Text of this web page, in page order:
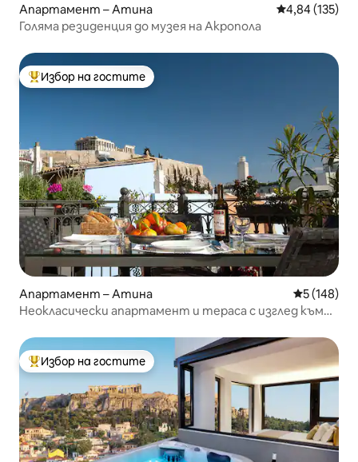
Апартамент – Атина Средна
4,84 (135)
Голяма резиденция до музея на Акропола
Най-популярен избор на гостите
Избор на гостите
Апартамент – Атина Средна
5 (148)
Неокласически апартамент и тераса с изглед към
Най-популярен избор на гостите
Избор на гостите